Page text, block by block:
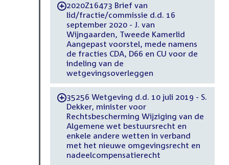
-2020Z16473 Brief van
lid/fractie/commissie d.d. 16
september 2020 - J. van
Wijngaarden, Tweede Kamerlid
Aangepast voorstel, mede namens
de fracties CDA, D66 en CU voor de
indeling van de
wetgevingsoverleggen
-35256 Wetgeving d.d. 10 juli 2019 - S.
Dekker, minister voor
Rechtsbescherming Wijziging van de
Algemene wet bestuursrecht en
enkele andere wetten in verband
met het nieuwe omgevingsrecht en
nadeelcompensatierecht